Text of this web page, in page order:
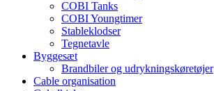
COBI Tanks
COBI Youngtimer
Stableklodser
Tegnetavle
Byggesæt
Brandbiler og udrykningskøretøjer
Cable organisation